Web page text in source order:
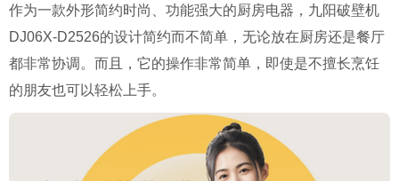
作为一款外形简约时尚、功能强大的厨房电器，九阳破壁机
DJ06X-D2526的设计简约而不简单，无论放在厨房还是餐厅
都非常协调。而且，它的操作非常简单，即使是不擅长烹饪
的朋友也可以轻松上手。